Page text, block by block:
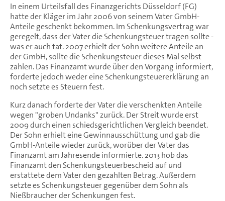
In einem Urteilsfall des Finanzgerichts Düsseldorf (FG)
hatte der Kläger im Jahr 2006 von seinem Vater GmbH-
Anteile geschenkt bekommen. Im Schenkungsvertrag war
geregelt, dass der Vater die Schenkungsteuer tragen sollte -
was er auch tat. 2007 erhielt der Sohn weitere Anteile an
der GmbH, sollte die Schenkungsteuer dieses Mal selbst
zahlen. Das Finanzamt wurde über den Vorgang informiert,
forderte jedoch weder eine Schenkungsteuererklärung an
noch setzte es Steuern fest.
Kurz danach forderte der Vater die verschenkten Anteile
wegen "groben Undanks" zurück. Der Streit wurde erst
2009 durch einen schiedsgerichtlichen Vergleich beendet.
Der Sohn erhielt eine Gewinnausschüttung und gab die
GmbH-Anteile wieder zurück, worüber der Vater das
Finanzamt am Jahresende informierte. 2013 hob das
Finanzamt den Schenkungsteuerbescheid auf und
erstattete dem Vater den gezahlten Betrag. Außerdem
setzte es Schenkungsteuer gegenüber dem Sohn als
Nießbraucher der Schenkungen fest.